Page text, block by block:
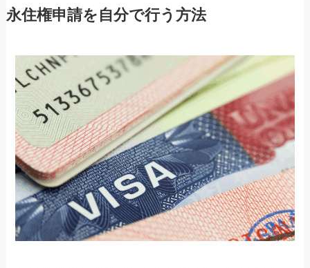
永住権申請を自分で行う方法